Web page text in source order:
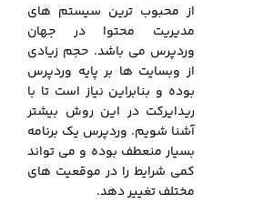
از محبوب ترین سیستم های
مدیریت محتوا در جهان
وردپرس می باشد. حجم زیادی
از وبسایت ها بر پایه وردپرس
بوده و بنابراین نیاز است تا با
ریدایرکت در این روش بیشتر
آشنا شویم. وردپرس یک برنامه
بسیار منعطف بوده و می تواند
کمی شرایط را در موقعیت های
مختلف تغییر دهد.